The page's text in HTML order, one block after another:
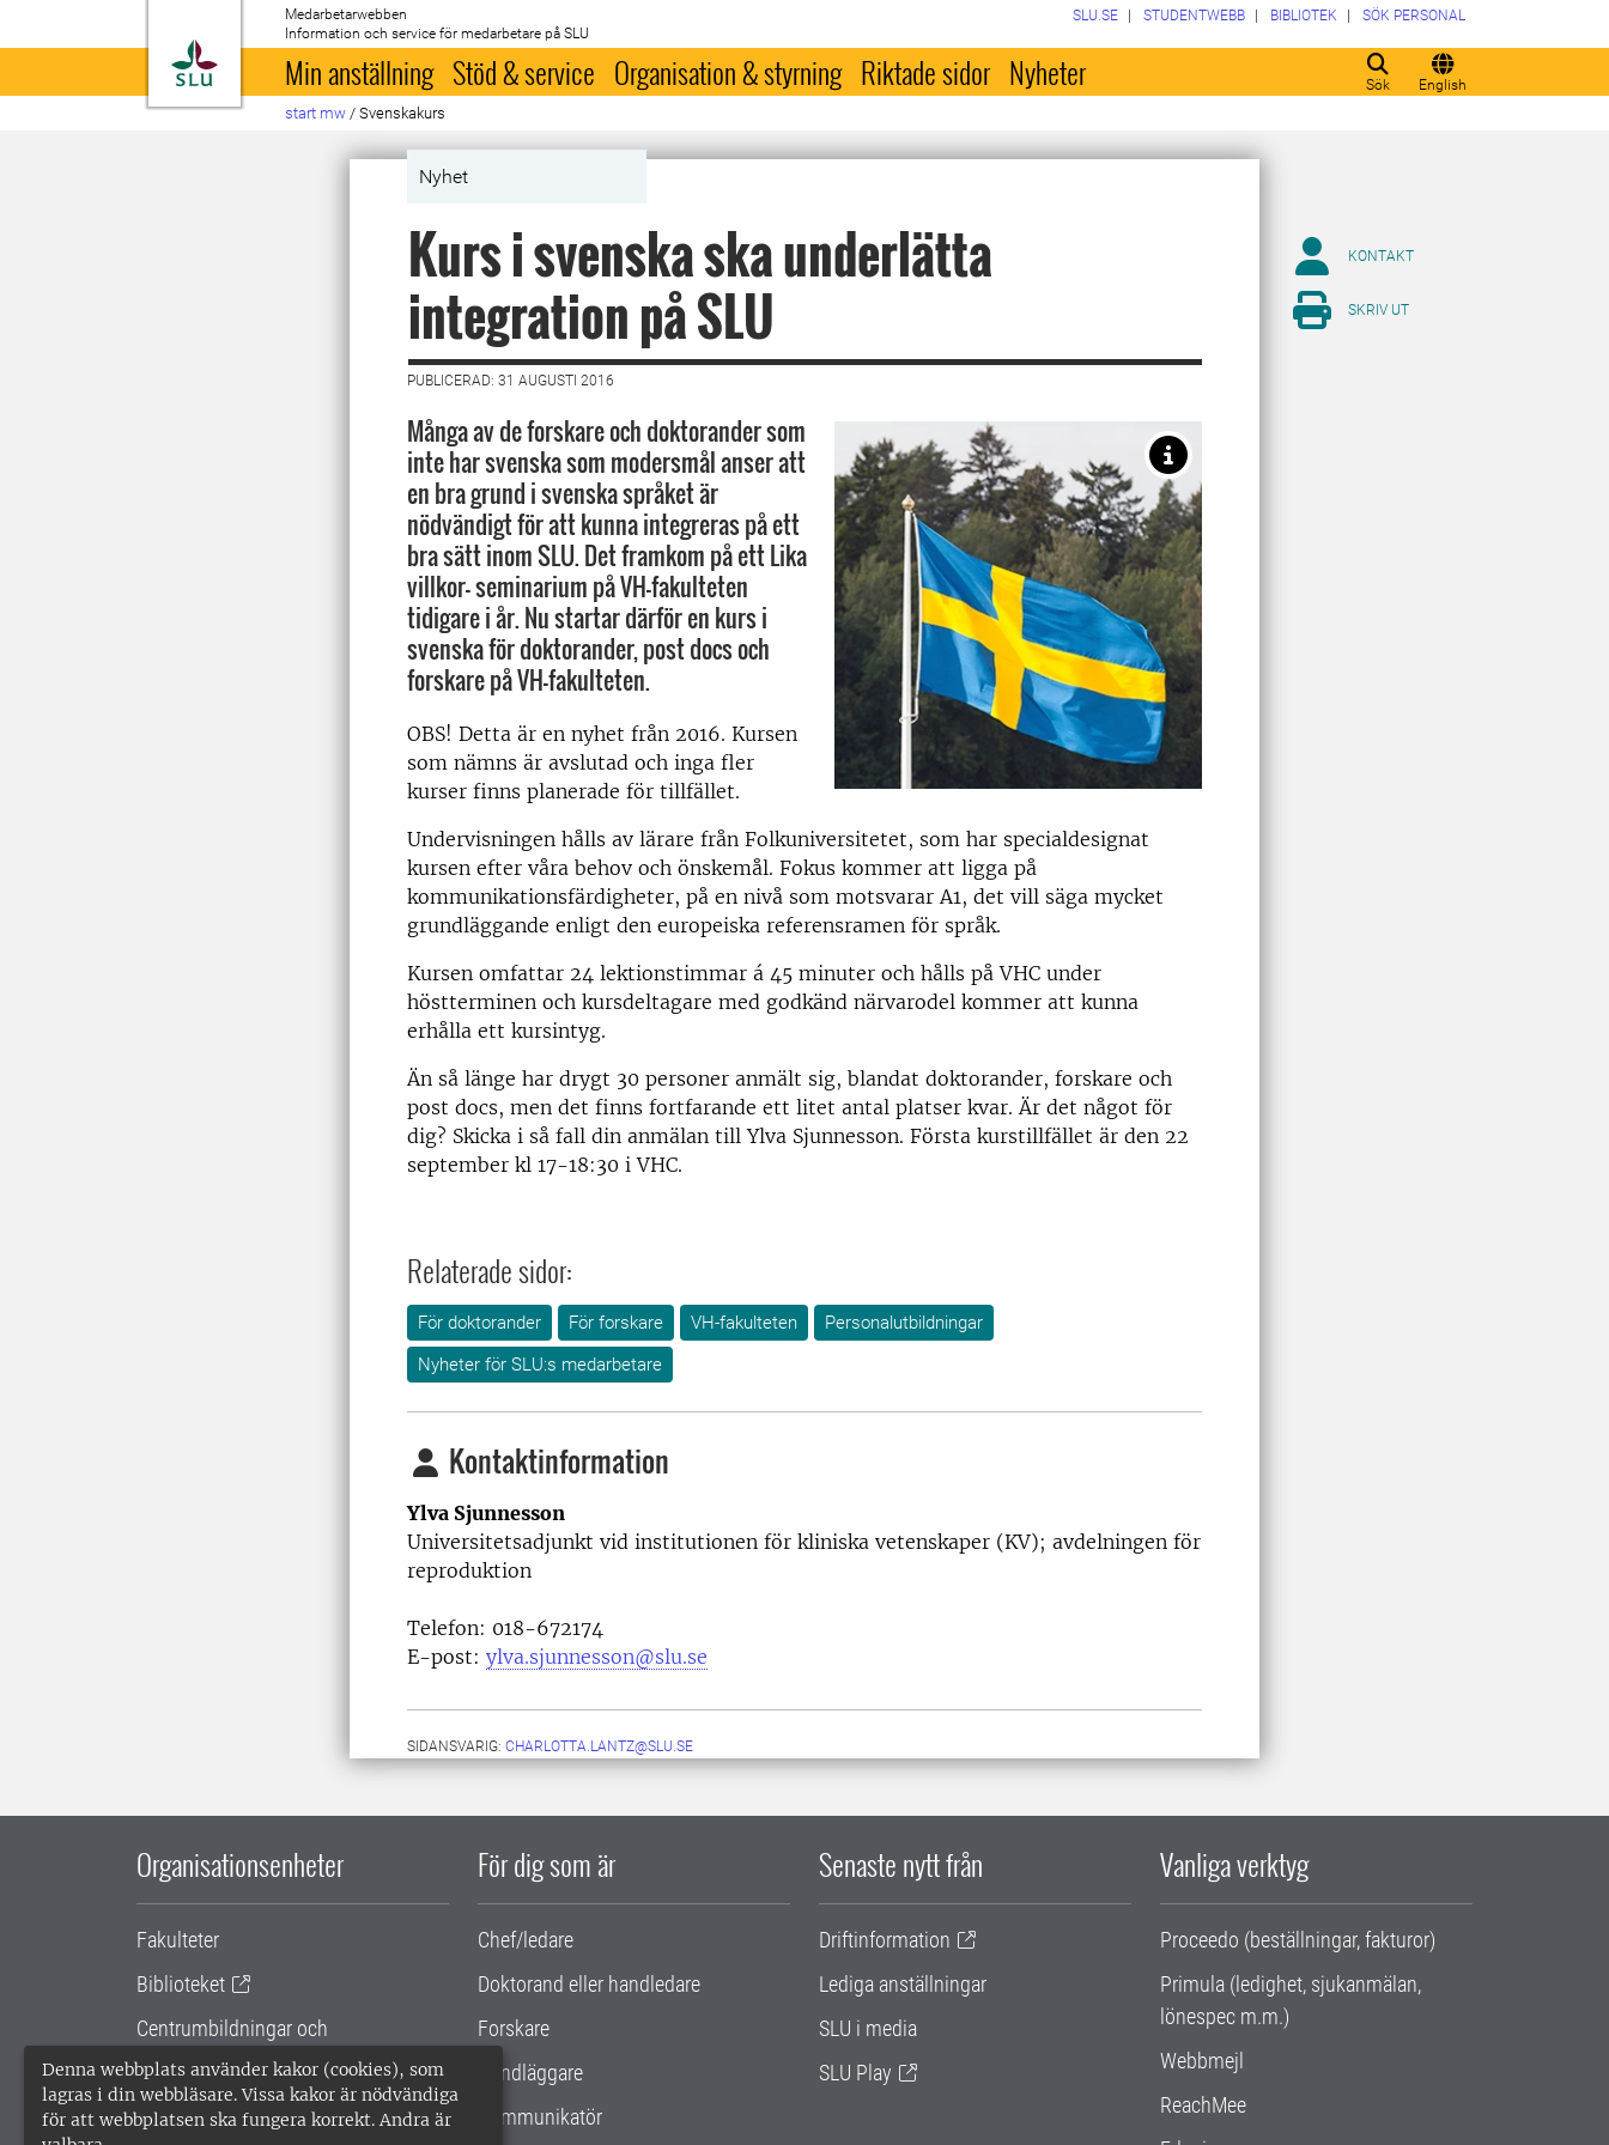
Denna webbplats använder kakor (cookies), som
lagras i din webbläsare. Vissa kakor är nödvändiga
för att webbplatsen ska fungera korrekt. Andra är
Till startsida
Medarbetarwebben
Information och service för medarbetare på SLU
Sök English
SLU.SE STUDENTWEBB BIBLIOTEK SÖK PERSONAL
Min anställning Stöd & service Organisation & styrning Riktade sidor Nyheter
start mw / Svenskakurs
Nyhet
Kurs i svenska ska underlätta
integration på SLU
PUBLICERAD: 31 AUGUSTI 2016
Många av de forskare och doktorander som
inte har svenska som modersmål anser att
en bra grund i svenska språket är
nödvändigt för att kunna integreras på ett
bra sätt inom SLU. Det framkom på ett Lika
villkor- seminarium på VH-fakulteten
tidigare i år. Nu startar därför en kurs i
svenska för doktorander, post docs och
forskare på VH-fakulteten.
OBS! Detta är en nyhet från 2016. Kursen
som nämns är avslutad och inga fler
kurser finns planerade för tillfället.
Undervisningen hålls av lärare från Folkuniversitetet, som har specialdesignat
kursen efter våra behov och önskemål. Fokus kommer att ligga på
kommunikationsfärdigheter, på en nivå som motsvarar A1, det vill säga mycket
grundläggande enligt den europeiska referensramen för språk.
Kursen omfattar 24 lektionstimmar á 45 minuter och hålls på VHC under
höstterminen och kursdeltagare med godkänd närvarodel kommer att kunna
erhålla ett kursintyg.
Än så länge har drygt 30 personer anmält sig, blandat doktorander, forskare och
post docs, men det finns fortfarande ett litet antal platser kvar. Är det något för
dig? Skicka i så fall din anmälan till Ylva Sjunnesson. Första kurstillfället är den 22
september kl 17-18:30 i VHC.
Relaterade sidor:
För doktorander För forskare VH-fakulteten
Personalutbildningar
Nyheter för SLU:s medarbetare
Kontaktinformation
Ylva Sjunnesson
Universitetsadjunkt vid institutionen för kliniska vetenskaper (KV); avdelningen för
reproduktion
Telefon: 018-672174
E-post: ylva.sjunnesson@slu.se
SIDANSVARIG: CHARLOTTA.LANTZ@SLU.SE
KONTAKT
SKRIV UT
Organisationsenheter
Fakulteter
Biblioteket
Centrumbildningar och
samarbetsprojekt
Gemensamma verksamhetsstödet
För dig som är
Chef/ledare
Doktorand eller handledare
Forskare
Handläggare
Kommunikatör
Senaste nytt från
Driftinformation
Lediga anställningar
SLU i media
SLU Play
Vanliga verktyg
Proceedo (beställningar, fakturor)
Primula (ledighet, sjukanmälan,
lönespec m.m.)
Webbmejl
ReachMee